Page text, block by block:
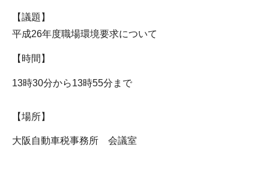
【議題】
平成26年度職場環境要求について
【時間】
13時30分から13時55分まで
【場所】
大阪自動車税事務所 会議室